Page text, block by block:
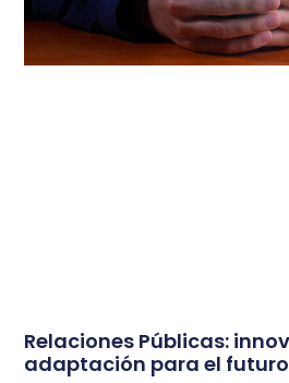
Relaciones Públicas:
adaptación para el futuro